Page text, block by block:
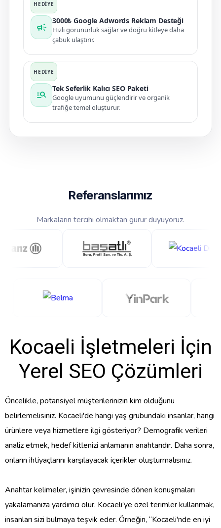
campaign
3000₺ Google Adwords Reklam Desteği
Hızlı görünürlük sağlar ve doğru kitleye daha
çabuk ulaştırır.
manage_search
Tek Seferlik Kalıcı SEO Paketi
Google uyumunu güçlendirir ve organik
trafiğe temel oluşturur.
Referanslarımız
Markaların tercihi olmaktan gurur duyuyoruz.
Kocaeli İşletmeleri İçin
Yerel SEO Çözümleri
Öncelikle, potansiyel müşterilerinizin kim olduğunu
belirlemelisiniz. Kocaeli'de hangi yaş grubundaki insanlar, hangi
ürünlere veya hizmetlere ilgi gösteriyor? Demografik verileri
analiz etmek, hedef kitlenizi anlamanın anahtarıdır. Daha sonra,
onların ihtiyaçlarını karşılayacak içerikler oluşturmalısınız.
Anahtar kelimeler, işinizin çevresinde dönen konuşmaları
yakalamanıza yardımcı olur. Kocaeli’ye özel terimler kullanmak,
insanları sizi bulmaya teşvik eder. Örneğin, “Kocaeli'nde en iyi